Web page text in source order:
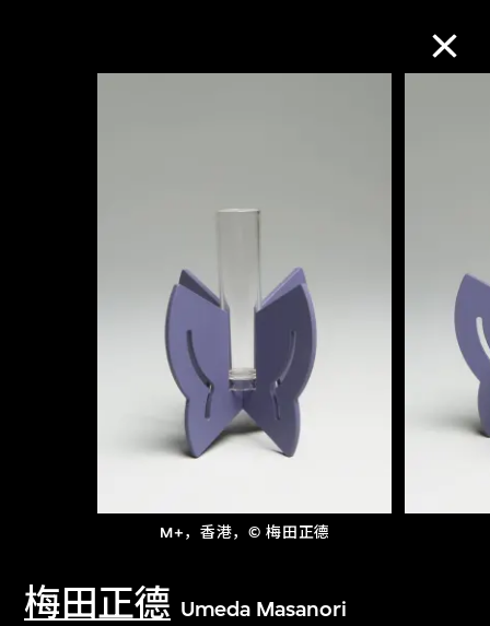
M+，香港，© 梅田正德
梅田正德 Umeda Masanori
关于M+藏品
探索世界顶级的二十及二十一世纪视觉